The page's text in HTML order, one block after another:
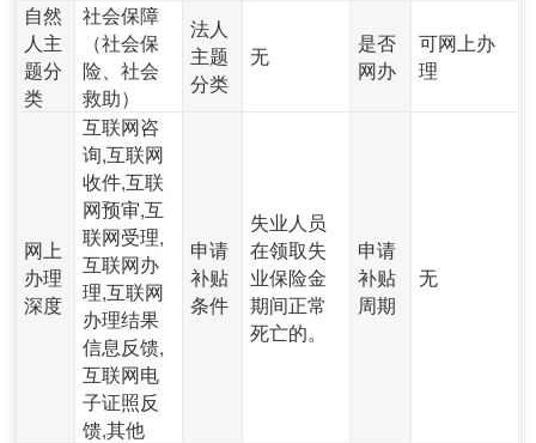
自然
人主
题分
类
社会保障
（社会保
险、社会
救助）
法人
主题
分类
无
是否
网办
可网上办
理
网上
办理
深度
互联网咨
询,互联网
收件,互联
网预审,互
联网受理,
互联网办
理,互联网
办理结果
信息反馈,
互联网电
子证照反
馈,其他
申请
补贴
条件
失业人员
在领取失
业保险金
期间正常
死亡的。
申请
补贴
周期
无